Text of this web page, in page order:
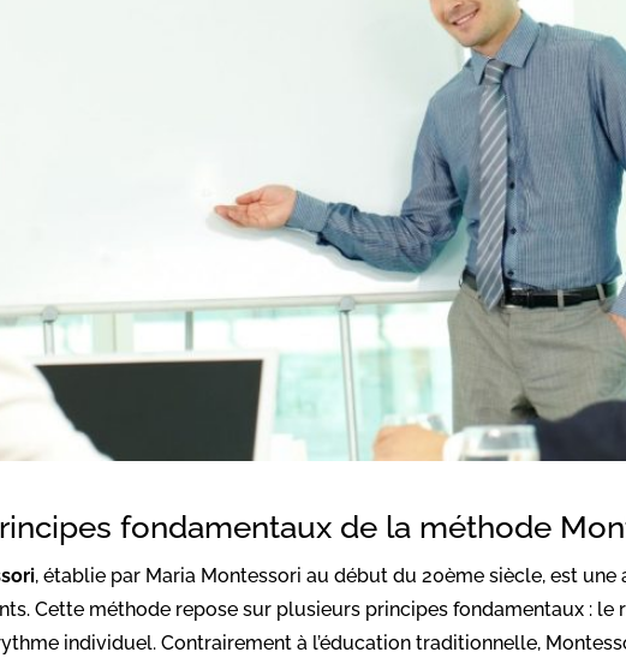
fondamentaux de la méthode
, établie par Maria Montessori au début du 20ème siècle, est une
Cette méthode repose sur plusieurs principes fondamentaux : le
individuel. Contrairement à l’éducation traditionnelle,